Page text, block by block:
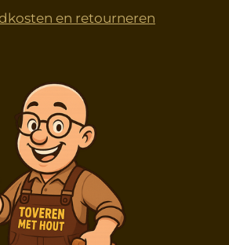
en retourneren